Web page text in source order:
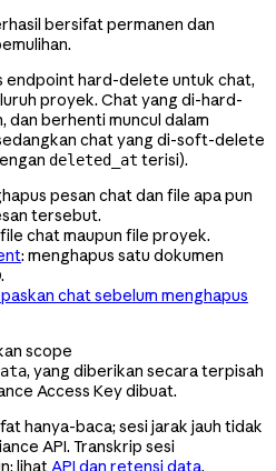
bersifat permanen dan
endpoint hard-delete untuk chat,
proyek. Chat yang di-hard-
berhenti muncul dalam
chat yang di-soft-delete
deleted_at terisi).
pesan chat dan file apa pun
tersebut.
chat maupun file proyek.
: menghapus satu dokumen
chat sebelum menghapus
scope
, yang diberikan secara terpisah
Access Key dibuat.
hanya-baca; sesi jarak jauh tidak
API. Transkrip sesi
lihat API dan retensi data.